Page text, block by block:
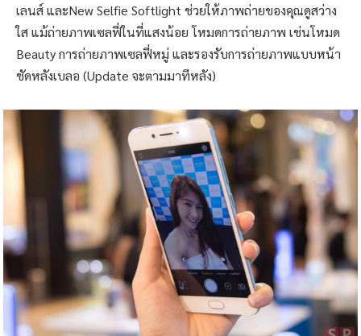
เลนส์ และNew Selfie Softlight ช่วยให้ภาพถ่ายของคุณดูสว่าง
ใส แม้ถ่ายภาพเซลฟี่ในที่แสงน้อย โหมดการถ่ายภาพ เช่นโหมด
Beauty การถ่ายภาพเซลฟี่หมู่ และรองรับการถ่ายภาพแบบหน้า
ชัดหลังเบลอ (Update จะตามมาทีหลัง)